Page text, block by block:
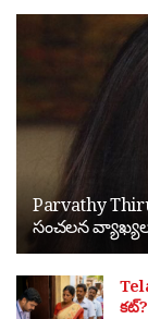
Parvathy
సంచలన